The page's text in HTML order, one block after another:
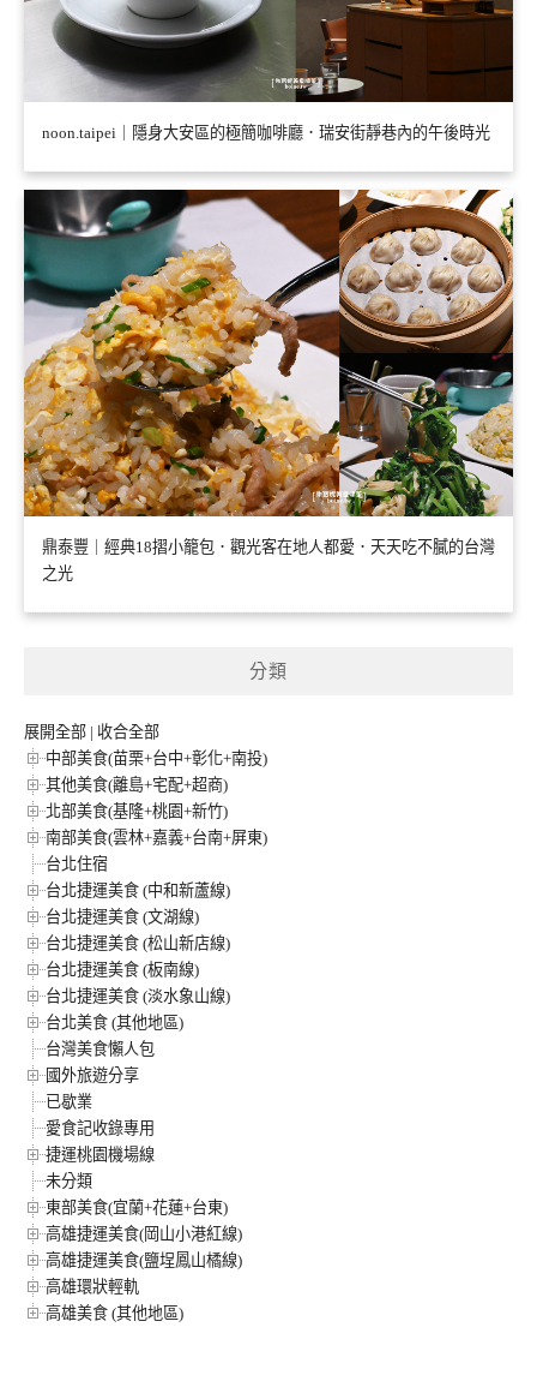
noon.taipei｜隱身大安區的極簡咖啡廳．瑞安街靜巷內的午後時光
鼎泰豐｜經典18摺小籠包．觀光客在地人都愛．天天吃不膩的台灣
之光
分類
展開全部 | 收合全部
中部美食(苗栗+台中+彰化+南投)
其他美食(離島+宅配+超商)
北部美食(基隆+桃園+新竹)
南部美食(雲林+嘉義+台南+屏東)
台北住宿
台北捷運美食 (中和新蘆線)
台北捷運美食 (文湖線)
台北捷運美食 (松山新店線)
台北捷運美食 (板南線)
台北捷運美食 (淡水象山線)
台北美食 (其他地區)
台灣美食懶人包
國外旅遊分享
已歇業
愛食記收錄專用
捷運桃園機場線
未分類
東部美食(宜蘭+花蓮+台東)
高雄捷運美食(岡山小港紅線)
高雄捷運美食(鹽埕鳳山橘線)
高雄環狀輕軌
高雄美食 (其他地區)